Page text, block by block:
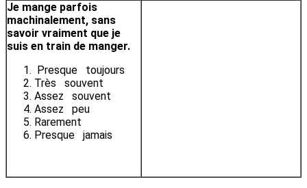
Je mange parfois
machinalement, sans
savoir vraiment que je
suis en train de manger.
Presque toujours
Très souvent
Assez souvent
Assez peu
Rarement
Presque jamais